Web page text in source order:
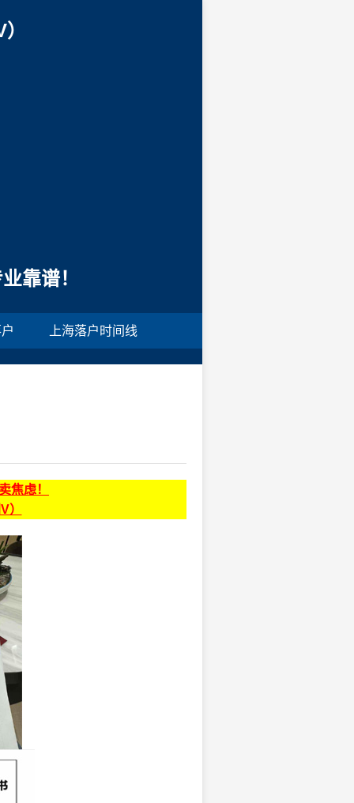
靠谱！
上海落户时间线
焦虑！
）